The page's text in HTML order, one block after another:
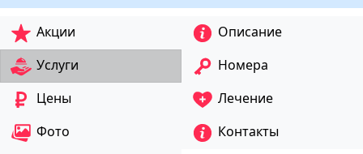
Акции
Описание
Услуги
Номера
Цены
Лечение
Фото
Контакты